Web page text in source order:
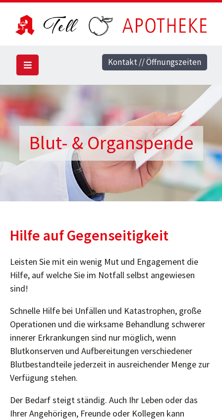
Blut- & Organspende
Hilfe auf Gegenseitigkeit
Leisten Sie mit ein wenig Mut und Engagement die
Hilfe, auf welche Sie im Notfall selbst angewiesen
sind!
Schnelle Hilfe bei Unfällen und Katastrophen, große
Operationen und die wirksame Behandlung schwerer
innerer Erkrankungen sind nur möglich, wenn
Blutkonserven und Aufbereitungen verschiedener
Blutbestandteile jederzeit in ausreichender Menge zur
Verfügung stehen.
Der Bedarf steigt ständig. Auch Ihr Leben oder das
Ihrer Angehörigen, Freunde oder Kollegen kann
Kontakt // Öffnungszeiten